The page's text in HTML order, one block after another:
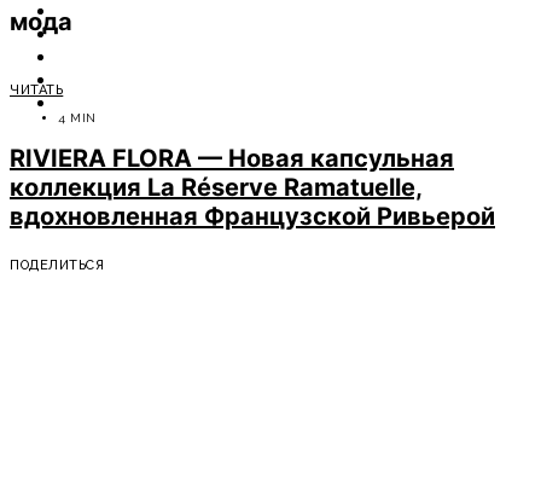
КРАСОТА
МОДА
мода
ЧИТАТЬ
4 MIN
RIVIERA FLORA — Новая капсульная
коллекция La Réserve Ramatuelle,
вдохновленная Французской Ривьерой
ПОДЕЛИТЬСЯ